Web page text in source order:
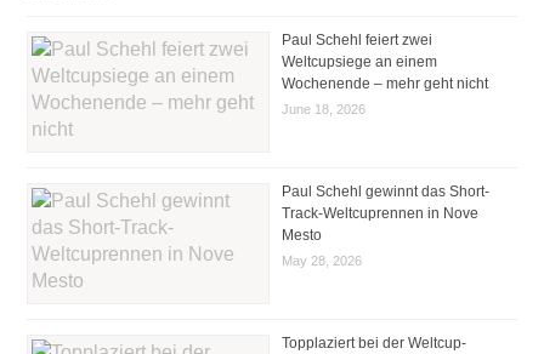
Paul Schehl feiert zwei
Weltcupsiege an einem
Wochenende – mehr geht nicht
June 18, 2026
Paul Schehl gewinnt das Short-
Track-Weltcuprennen in Nove
Mesto
May 28, 2026
Topplaziert bei der Weltcup-